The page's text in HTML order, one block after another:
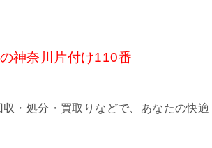
神奈川片付け110番
・処分・買取りなどで、あなたの快適